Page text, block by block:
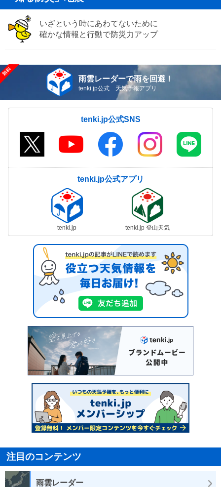
いざという時にあわてないために
確かな情報と行動で防災力アップ
雨雲レーダーで雨を回避！
tenki.jp公式 天気予報アプリ
tenki.jp公式SNS
tenki.jp公式アプリ
tenki.jp tenki.jp 登山天気
注目のコンテンツ
雨雲レーダー